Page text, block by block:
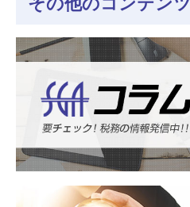
その他のコンテンツ